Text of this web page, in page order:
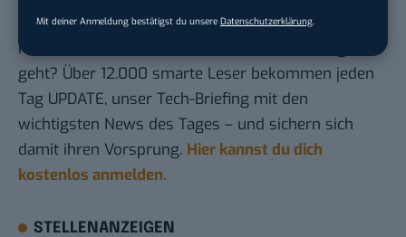
Mit deiner Anmeldung bestätigst du unsere Datenschutzerklärung
Du möchtest nicht abgehängt werden, wenn es um
KI, Green Tech und die Tech-Themen von Morgen
geht? Über 12.000 smarte Leser bekommen jeden
Tag UPDATE, unser Tech-Briefing mit den
wichtigsten News des Tages – und sichern sich
damit ihren Vorsprung. Hier kannst du dich
kostenlos anmelden.
STELLENANZEIGEN